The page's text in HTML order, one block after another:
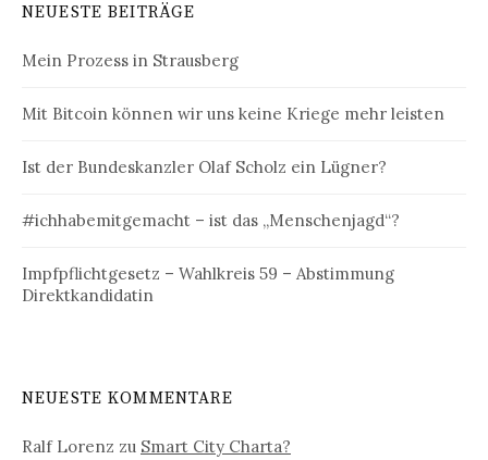
NEUESTE BEITRÄGE
Mein Prozess in Strausberg
Mit Bitcoin können wir uns keine Kriege mehr leisten
Ist der Bundeskanzler Olaf Scholz ein Lügner?
#ichhabemitgemacht – ist das „Menschenjagd“?
Impfpflichtgesetz – Wahlkreis 59 – Abstimmung
Direktkandidatin
NEUESTE KOMMENTARE
Ralf Lorenz zu Smart City Charta?